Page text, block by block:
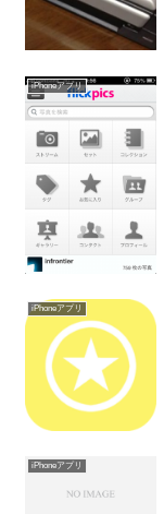
iPhoneアプリ
iPhoneアプリ
iPhoneアプリ